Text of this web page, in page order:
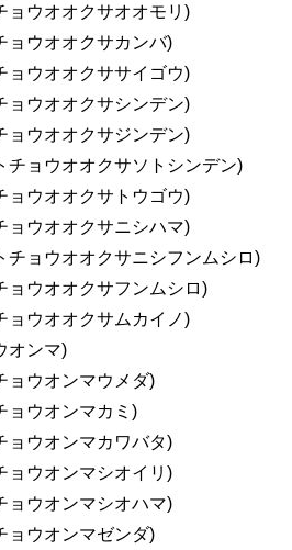
ョウオオクサオオモリ)
ョウオオクサカンバ)
ョウオオクササイゴウ)
ョウオオクサシンデン)
ョウオオクサジンデン)
チョウオオクサソトシンデン)
ョウオオクサトウゴウ)
ョウオオクサニシハマ)
チョウオオクサニシフンムシロ)
ョウオオクサフンムシロ)
ョウオオクサムカイノ)
オンマ)
ョウオンマウメダ)
ョウオンマカミ)
ョウオンマカワバタ)
ョウオンマシオイリ)
ョウオンマシオハマ)
ョウオンマゼンダ)